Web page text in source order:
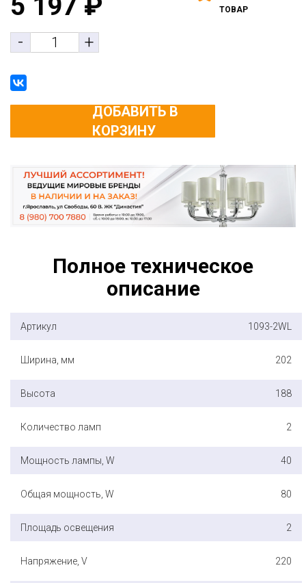
- +
ТОВАР
ДОБАВИТЬ В
КОРЗИНУ
Полное техническое
описание
Артикул 1093-2WL
Ширина, мм 202
Высота 188
Количество ламп 2
Мощность лампы, W 40
Общая мощность, W 80
Площадь освещения 2
Напряжение, V 220